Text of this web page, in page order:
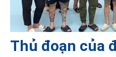
Thủ đoạn của